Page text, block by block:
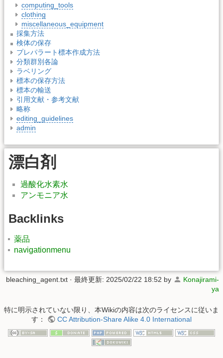
computing_tools
clothing
miscellaneous_equipment
採集方法
検体の保存
プレパラート標本作成方法
分類群別各論
ラベリング
標本の保存方法
標本の輸送
引用文献・参考文献
略称
editing_guidelines
admin
漂白剤
過酸化水素水
アンモニア水
Backlinks
薬品
navigationmenu
bleaching_agent.txt · 最終更新: 2025/02/22 18:52 by
Konajirami-
ya
特に明示されていない限り、本Wikiの内容は次のライセンスに従いま
す：
CC Attribution-Share Alike 4.0 International